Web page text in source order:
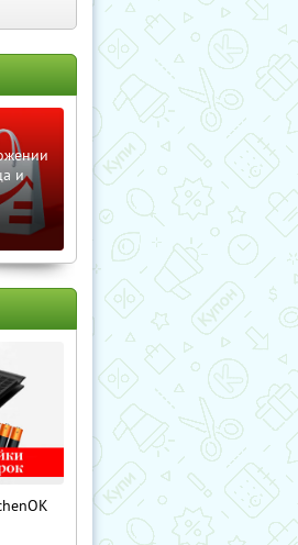
и